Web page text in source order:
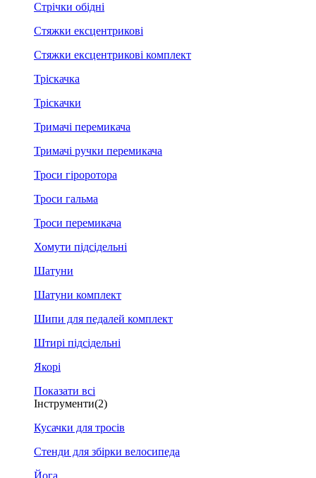
Стрічки обідні
Стяжки ексцентрикові
Стяжки ексцентрикові комплект
Тріскачка
Тріскачки
Тримачі перемикача
Тримачі ручки перемикача
Троси гіроротора
Троси гальма
Троси перемикача
Хомути підсідельні
Шатуни
Шатуни комплект
Шипи для педалей комплект
Штирі підсідельні
Якорі
Показати всі
Інструменти(2)
Кусачки для тросів
Стенди для збірки велосипеда
Йога